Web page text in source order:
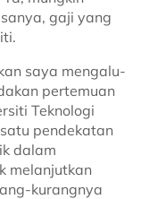
gaji yang
saya mengalu-
pertemuan
Teknologi
pendekatan
dalam
melanjutkan
kurangnya